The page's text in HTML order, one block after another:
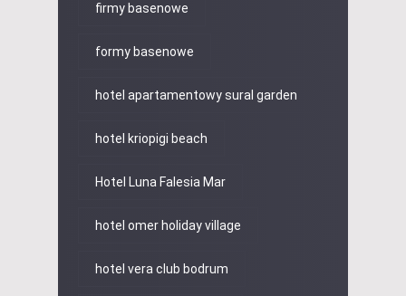
firmy basenowe
formy basenowe
hotel apartamentowy sural garden
hotel kriopigi beach
Hotel Luna Falesia Mar
hotel omer holiday village
hotel vera club bodrum